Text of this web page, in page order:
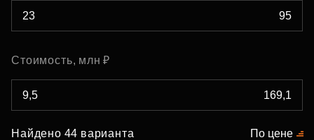
Стоимость, млн ₽
Найдено 44 варианта По цене